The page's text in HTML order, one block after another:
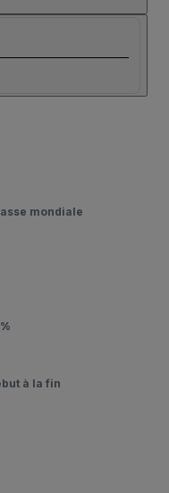
mondiale
à la fin